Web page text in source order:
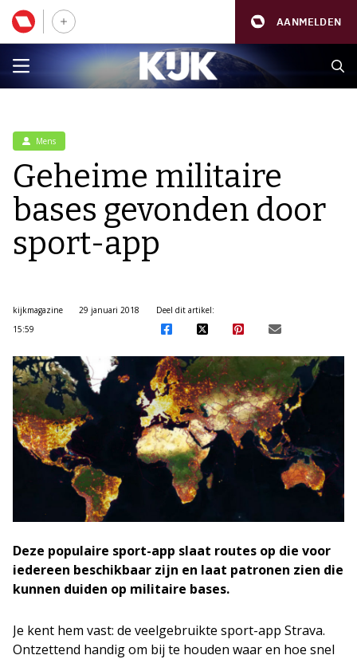
AANMELDEN
Mens
Geheime militaire
bases gevonden door
sport-app
kijkmagazine
29 januari 2018
15:59
Deel dit artikel:
Deze populaire sport-app slaat routes op die voor
iedereen beschikbaar zijn en laat patronen zien die
kunnen duiden op militaire bases.
Je kent hem vast: de veelgebruikte sport-app Strava.
Ontzettend handig om bij te houden waar en hoe snel